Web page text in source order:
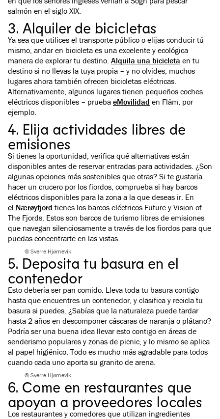
salmón en el siglo XIX.
3. Alquiler de bicicletas
Ya sea que utilices el transporte público o elijas conducir tú
mismo, andar en bicicleta es una excelente y ecológica
manera de explorar tu destino. Alquila una bicicleta en tu
destino si no llevas la tuya propia – y no olvides, muchos
lugares ahora también ofrecen bicicletas eléctricas.
Alternativamente, algunos lugares tienen pequeños coches
eléctricos disponibles – prueba eMovilidad en Flåm, por
ejemplo.
4. Elija actividades libres de
emisiones
Si tienes la oportunidad, verifica qué alternativas están
disponibles antes de reservar entradas para actividades. ¿Son
algunas opciones más sostenibles que otras? Si te gustaría
hacer un crucero por los fiordos, comprueba si hay barcos
eléctricos disponibles para la zona a la que deseas ir. En
el Nærøyfjord tienes los barcos eléctricos Future y Vision of
The Fjords. Estos son barcos de turismo libres de emisiones
que navegan silenciosamente a través de los fiordos para que
puedas concentrarte en las vistas.
© Sverre Hjørnevik
5. Deposita tu basura en el
contenedor
Esto debería ser pan comido. Lleva toda tu basura contigo
hasta que encuentres un contenedor, y clasifica y recicla tu
basura si puedes. ¿Sabías que la naturaleza puede tardar
hasta 2 años en descomponer cáscaras de naranja o plátano?
Podría ser una buena idea llevar esto contigo en áreas de
senderismo populares y zonas de picnic, y lo mismo se aplica
al papel higiénico. Todo es mucho más agradable para todos
cuando cada uno aporta su granito de arena.
© Sverre Hjørnevik
6. Come en restaurantes que
apoyan a proveedores locales
Los restaurantes y comedores que utilizan ingredientes